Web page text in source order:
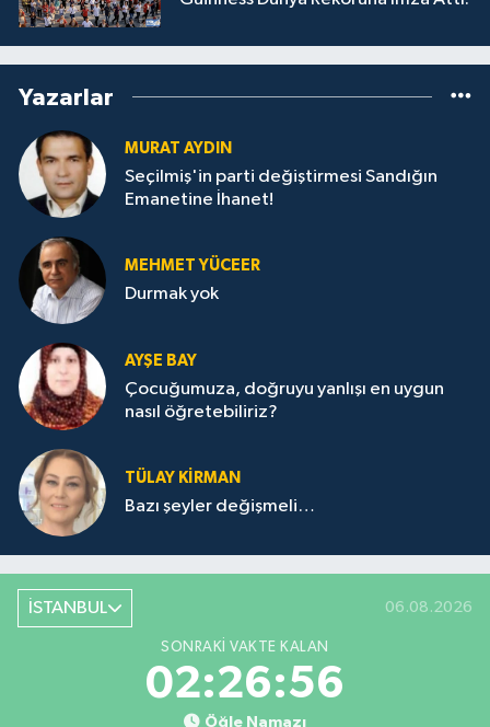
Yazarlar
MURAT AYDIN
Seçilmiş'in parti değiştirmesi Sandığın
Emanetine İhanet!
MEHMET YÜCEER
Durmak yok
AYŞE BAY
Çocuğumuza, doğruyu yanlışı en uygun
nasıl öğretebiliriz?
TÜLAY KİRMAN
Bazı şeyler değişmeli…
İSTANBUL 06.08.2026
SONRAKI VAKTE KALAN
02:26:56
Öğle Namazı